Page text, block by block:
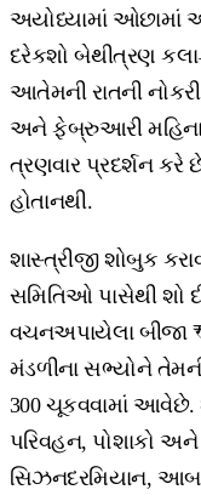
અયોધ્યામાં ઓછામાં
દરેકશો બેથીત્રણ
આતેમની રાતની
અને ફેબ્રુઆરી
ત્રણવાર પ્રદર્શન કરે
હોતાનથી.
શાસ્ત્રીજી શોબુક
સમિતિઓ પાસેથી શો
વચનઅપાયેલા બીજા
મંડળીના સભ્યોને તેમની
300 ચૂકવવામાં આવેછે.
પરિવહન, પોશાકો
સિઝનદરમિયાન,